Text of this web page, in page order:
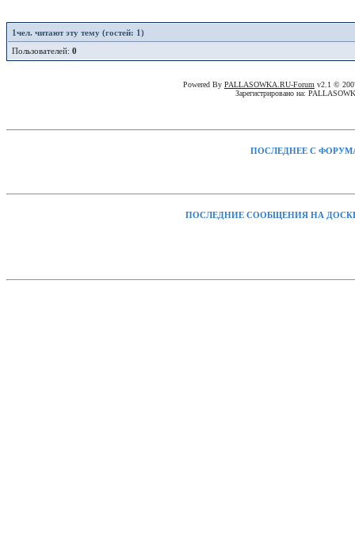
1чел. читают эту тему (гостей: 1)
Пользователей: 0
Powered By PALLASOWKA.RU-Forum v2.1 ©
Зарегистрировано на:
ПОСЛЕДНЕЕ С
ПОСЛЕДНИЕ СООБЩЕНИЯ НА